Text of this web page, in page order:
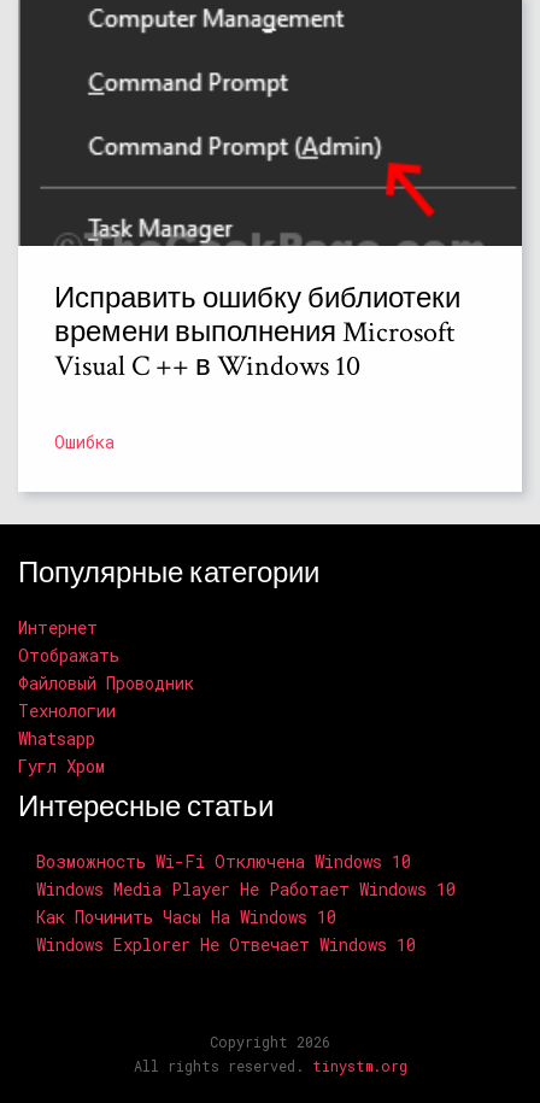
Исправить ошибку библиотеки
времени выполнения Microsoft
Visual C ++ в Windows 10
Ошибка
Популярные категории
Интернет
Отображать
Файловый Проводник
Технологии
Whatsapp
Гугл Хром
Интересные статьи
Возможность Wi-Fi Отключена Windows 10
Windows Media Player Не Работает Windows 10
Как Починить Часы На Windows 10
Windows Explorer Не Отвечает Windows 10
Copyright 2026
All rights reserved. tinystm.org